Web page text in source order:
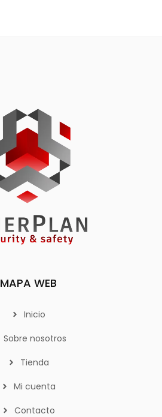
MAPA WEB
Inicio
Sobre nosotros
Tienda
Mi cuenta
Contacto